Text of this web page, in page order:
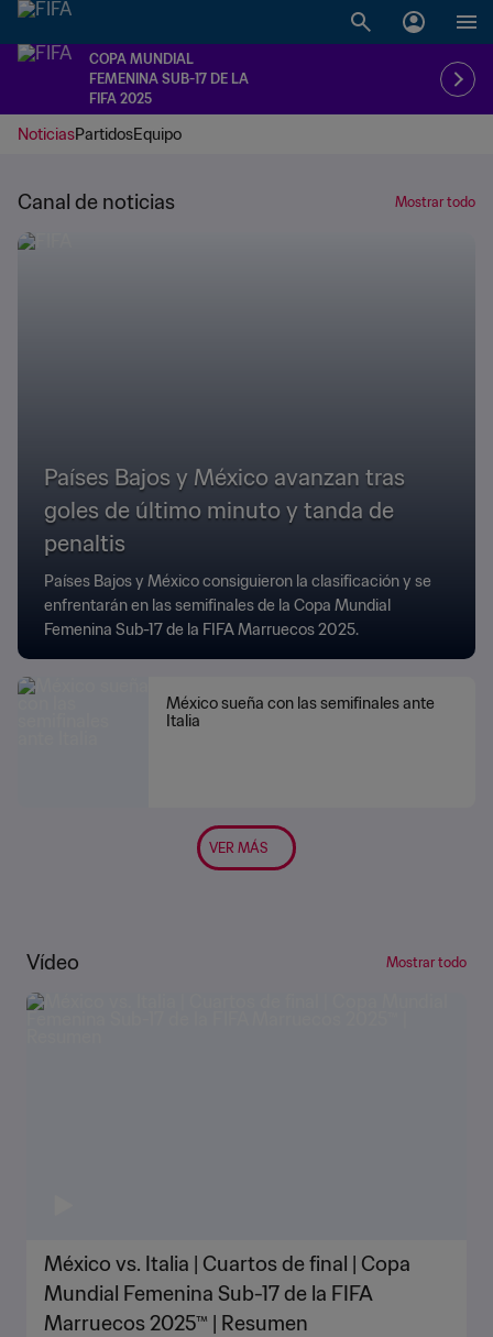
COPA MUNDIAL
FEMENINA SUB-17 DE LA
FIFA 2025
NoticiasPartidosEquipo
Canal de noticias Mostrar todo
Países Bajos y México avanzan tras
goles de último minuto y tanda de
penaltis
Países Bajos y México consiguieron la clasificación y se
enfrentarán en las semifinales de la Copa Mundial
Femenina Sub-17 de la FIFA Marruecos 2025.
México sueña con las semifinales ante
Italia
VER MÁS
Vídeo Mostrar todo
México vs. Italia | Cuartos de final | Copa
Mundial Femenina Sub-17 de la FIFA
Marruecos 2025™ | Resumen